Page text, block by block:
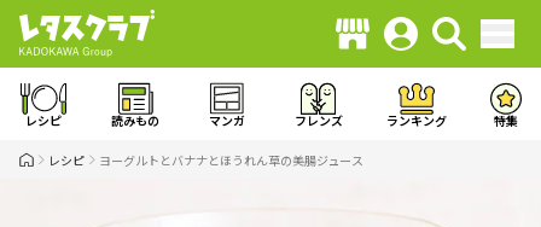
レシピ 読みもの マンガ フレンズ ランキング 特集
レシピ ヨーグルトとバナナとほうれん草の美腸ジュース